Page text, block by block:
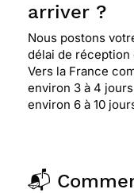
arriver ?
Nous postons
délai de réception
Vers la France
environ 3 à 4
environ 6 à 10
📬